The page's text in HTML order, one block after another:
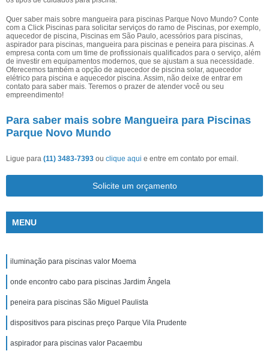
Quer saber mais sobre mangueira para piscinas Parque Novo Mundo? Conte
com a Click Piscinas para solicitar serviços do ramo de Piscinas, por exemplo,
aquecedor de piscina, Piscinas em São Paulo, acessórios para piscinas,
aspirador para piscinas, mangueira para piscinas e peneira para piscinas. A
empresa conta com um time de profissionais qualificados para o serviço, além
de investir em equipamentos modernos, que se ajustam a sua necessidade.
Oferecemos também a opção de aquecedor de piscina solar, aquecedor
elétrico para piscina e aquecedor piscina. Assim, não deixe de entrar em
contato para saber mais. Teremos o prazer de atender você ou seu
empreendimento!
Para saber mais sobre Mangueira para Piscinas
Parque Novo Mundo
Ligue para (11) 3483-7393 ou clique aqui e entre em contato por email.
Solicite um orçamento
MENU
iluminação para piscinas valor Moema
onde encontro cabo para piscinas Jardim Ângela
peneira para piscinas São Miguel Paulista
dispositivos para piscinas preço Parque Vila Prudente
aspirador para piscinas valor Pacaembu